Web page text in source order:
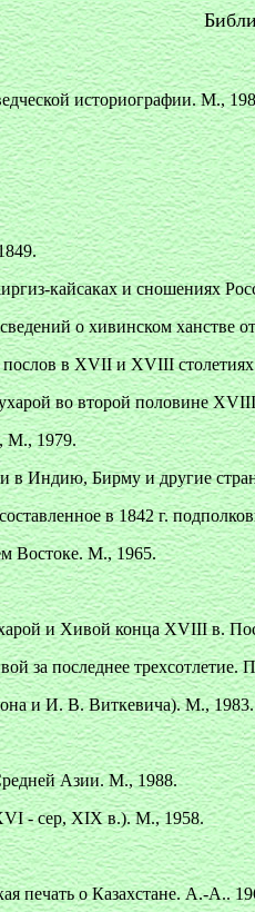
историографии. М.,
кайсаках и сношениях
о хивинском ханстве
в XVII и XVIII
во второй половине
М., 1979.
в Индию, Бирму и другие
в 1842 г.
Востоке. М., 1965.
и Хивой конца XVIII в.
за последнее трехсотлетие.
и И. В. Виткевича). М., 1983.
Азии. М., 1988.
- сер, XIX в.). М., 1958.
печать о Казахстане. А.-А..